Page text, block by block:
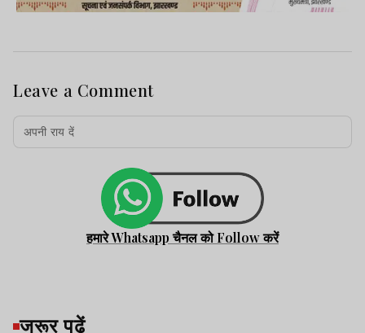
Leave a Comment
हमारे Whatsapp चैनल को Follow करें
जरूर पढ़ें